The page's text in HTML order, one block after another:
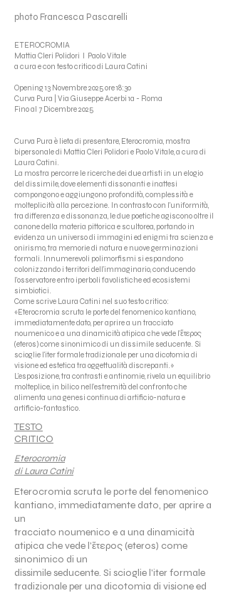
photo Francesca Pascarelli
ETEROCROMIA
Mattia Cleri Polidori I Paolo Vitale
a cura e con testo critico di Laura Catini
Opening 13 Novembre 2025 ore 18:30
Curva Pura | Via Giuseppe Acerbi 1a - Roma
Fino al 7 Dicembre 2025
Curva Pura è lieta di presentare, Eterocromia, mostra
bipersonale di Mattia Cleri Polidori e Paolo Vitale, a cura di
Laura Catini.
La mostra percorre le ricerche dei due artisti in un elogio
del dissimile, dove elementi dissonanti e inattesi
compongono e aggiungono profondità, complessità e
molteplicità alla percezione. In contrasto con l'uniformità,
tra differenza e dissonanza, le due poetiche agiscono oltre il
canone della materia pittorica e scultorea, portando in
evidenza un universo di immagini ed enigmi tra scienza e
onirismo, tra memorie di natura e nuove germinazioni
formali. Innumerevoli polimorfismi si espandono
colonizzando i territori dell’immaginario, conducendo
l’osservatore entro iperboli favolistiche ed ecosistemi
simbiotici.
Come scrive Laura Catini nel suo testo critico:
«Eterocromia scruta le porte del fenomenico kantiano,
immediatamente dato, per aprire a un tracciato
noumenico e a una dinamicità atipica che vede l'ἕτερος
(eteros) come sinonimico di un dissimile seducente. Si
scioglie l'iter formale tradizionale per una dicotomia di
visione ed estetica tra oggettualità discrepanti.»
L’esposizione, tra contrasti e antinomie, rivela un equilibrio
molteplice, in bilico nell’estremità del confronto che
alimenta una genesi continua di artificio-natura e
artificio-fantastico.
TESTO
CRITICO
Eterocromia
di Laura Catini
Eterocromia scruta le porte del fenomenico
kantiano, immediatamente dato, per aprire a
un
tracciato noumenico e a una dinamicità
atipica che vede l'ἕτερος (eteros) come
sinonimico di un
dissimile seducente. Si scioglie l'iter formale
tradizionale per una dicotomia di visione ed